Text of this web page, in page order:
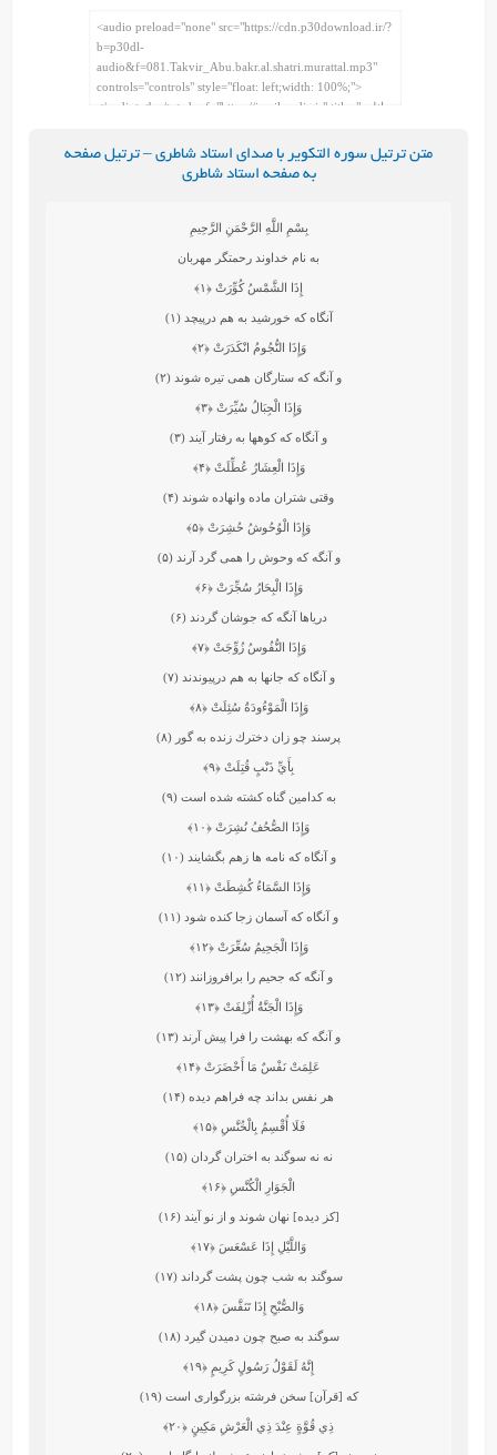
متن ترتیل سوره التکویر با صدای استاد شاطری – ترتیل صفحه
به صفحه استاد شاطری
بِسْمِ اللَّهِ الرَّحْمَنِ الرَّحِيمِ
به نام خداوند رحمتگر مهربان
إِذَا الشَّمْسُ كُوِّرَتْ ﴿۱﴾
آنگاه كه خورشيد به هم درپيچد (۱)
وَإِذَا النُّجُومُ انْكَدَرَتْ﴿۲﴾
و آنگه كه ستارگان همى‏ تيره شوند (۲)
وَإِذَا الْجِبَالُ سُيِّرَتْ ﴿۳﴾
و آنگاه كه كوهها به رفتار آيند (۳)
وَإِذَا الْعِشَارُ عُطِّلَتْ﴿۴﴾
وقتى شتران ماده وانهاده شوند (۴)
وَإِذَا الْوُحُوشُ حُشِرَتْ ﴿۵﴾
و آنگه كه وحوش را همى‏ گرد آرند (۵)
وَإِذَا الْبِحَارُ سُجِّرَتْ﴿۶﴾
درياها آنگه كه جوشان گردند (۶)
وَإِذَا النُّفُوسُ زُوِّجَتْ﴿۷﴾
و آنگاه كه جانها به هم درپيوندند (۷)
وَإِذَا الْمَوْءُودَةُ سُئِلَتْ﴿۸﴾
پرسند چو زان دخترك زنده به‏ گور (۸)
بِأَيِّ ذَنْبٍ قُتِلَتْ ﴿۹﴾
به كدامين گناه كشته شده است (۹)
وَإِذَا الصُّحُفُ نُشِرَتْ ﴿۱۰﴾
و آنگاه كه نامه ‏ها زهم بگشايند (۱۰)
وَإِذَا السَّمَاءُ كُشِطَتْ ﴿۱۱﴾
و آنگاه كه آسمان زجا كنده شود (۱۱)
وَإِذَا الْجَحِيمُ سُعِّرَتْ﴿۱۲﴾
و آنگه كه جحيم را برافروزانند (۱۲)
وَإِذَا الْجَنَّةُ أُزْلِفَتْ﴿۱۳﴾
و آنگه كه بهشت را فرا پيش آرند (۱۳)
عَلِمَتْ نَفْسٌ مَا أَحْضَرَتْ ﴿۱۴﴾
هر نفس بداند چه فراهم ديده (۱۴)
فَلَا أُقْسِمُ بِالْخُنَّسِ﴿۱۵﴾
نه نه سوگند به اختران گردان (۱۵)
الْجَوَارِ الْكُنَّسِ ﴿۱۶﴾
[كز ديده] نهان شوند و از نو آيند (۱۶)
وَاللَّيْلِ إِذَا عَسْعَسَ ﴿۱۷﴾
سوگند به شب چون پشت گرداند (۱۷)
وَالصُّبْحِ إِذَا تَنَفَّسَ﴿۱۸﴾
سوگند به صبح چون دميدن گيرد (۱۸)
إِنَّهُ لَقَوْلُ رَسُولٍ كَرِيمٍ ﴿۱۹﴾
كه [قرآن] سخن فرشته بزرگوارى است (۱۹)
ذِي قُوَّةٍ عِنْدَ ذِي الْعَرْشِ مَكِينٍ ﴿۲۰﴾